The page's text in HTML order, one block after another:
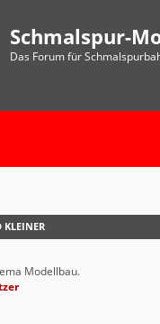
Schmalspur-
Das Forum für
Modellbau.